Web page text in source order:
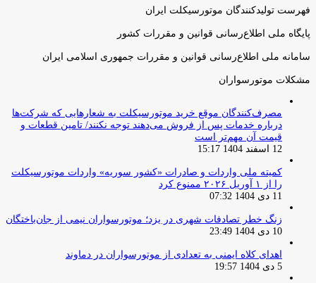
فهرست تولیدکنندگان موتورسیکلت ایران
پایگاه ملی اطلاع‌رسانی قوانین و مقررات کشور
سامانه ملی اطلاع‌رسانی قوانین و مقررات جمهوری اسلامی ایران
مشکلات موتورسواران
مصرف‌کنندگان موقع خرید موتورسیکلت به شعارهایی که شرکت‌ها
درباره خدمات پس از فروش می‌دهند توجه نکنند/ تامین قطعات و
قیمت آن مهم‌تر است
12 اسفند 1404 15:17
کمیته ملی واردات و صادرات «کشور سوریه» واردات موتورسیکلت
را از ۱ آوریل ۲۰۲۶ ممنوع کرد
11 دی 1404 07:32
زنگ خطر تصادفات شهری در یزد؛ موتورسواران نیمی از جان‌باختگان
10 دی 1404 23:49
اهدای کلاه ایمنی به تعدادی از موتورسواران در دماوند
5 دی 1404 19:57